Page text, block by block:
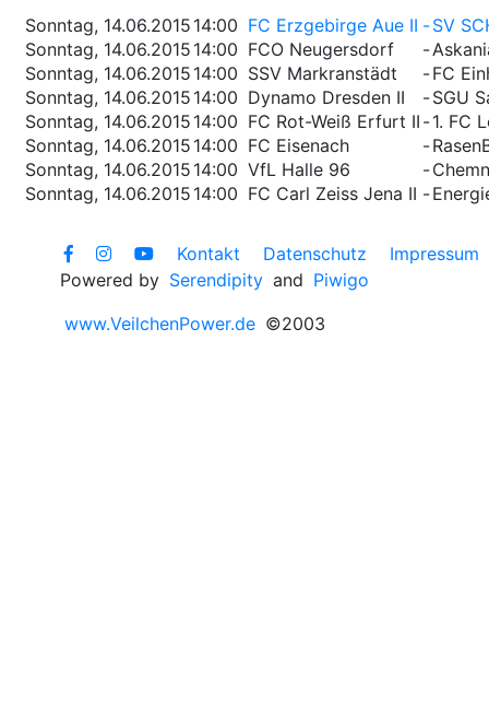
Sonntag, 14.06.2015 14:00 FC Erzgebirge Aue II -SV
Sonntag, 14.06.2015 14:00 FCO Neugersdorf -
Sonntag, 14.06.2015 14:00 SSV Markranstädt -FC
Sonntag, 14.06.2015 14:00 Dynamo Dresden II -SGU
Sonntag, 14.06.2015 14:00 FC Rot-Weiß Erfurt II -1. FC
Sonntag, 14.06.2015 14:00 FC Eisenach -
Sonntag, 14.06.2015 14:00 VfL Halle 96 -
Sonntag, 14.06.2015 14:00 FC Carl Zeiss Jena II -
Kontakt Datenschutz
Impressum
Powered by Serendipity and Piwigo
www.VeilchenPower.de ©2003